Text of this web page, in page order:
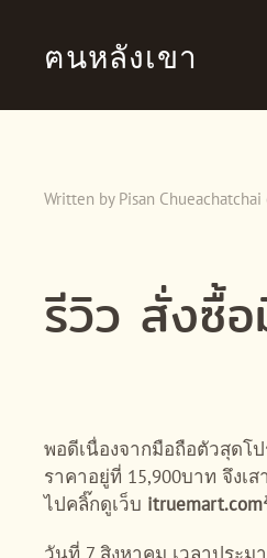
Skip to main content
ฅนหลังเขา
Written by Pisan Chueachatchai
รีวิว สั่งซื้อ
พอดีเนื่องจากมือถือตัวสุดโ
ราคาอยู่ที่ 15,900บาท จึง
ไปคลิ๊กดูเว็บ itruemart.com